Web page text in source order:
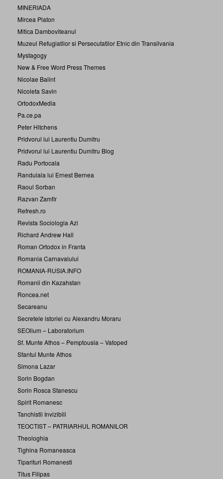
MINERIADA
Mircea Platon
Mitica Damboviteanul
Muzeul Refugiatilor si Persecutatilor Etnic din Transilvania
Mystagogy
New & Free Word Press Themes
Nicolae Balint
Nicoleta Savin
OrtodoxMedia
Pa.ce.pa
Peter Hitchens
Pridvorul lui Laurentiu Dumitru
Pridvorul lui Laurentiu Dumitru Blog
Radu Portocala
Randuiala lui Ernest Bernea
Raoul Sorban
Razvan Zamfir
Refresh.ro
Revista Sociologia Azi
Richard Andrew Hall
Roman Ortodox in Franta
Romania Carnavalului
ROMANIA-RUSIA.INFO
Romanii din Kazahstan
Roncea.net
Secareanu
Secretele istoriei cu Alexandru Moraru
SEOlium – Laboratorium
Sf. Munte Athos – Pemptousia – Vatoped
Sfantul Munte Athos
Simona Lazar
Sorin Bogdan
Sorin Rosca Stanescu
Spirit Romanesc
Tanchistii Invizibili
TEOCTIST – PATRIARHUL ROMANILOR
Theologhia
Tighina Romaneasca
Tiparituri Romanesti
Titus Filipas